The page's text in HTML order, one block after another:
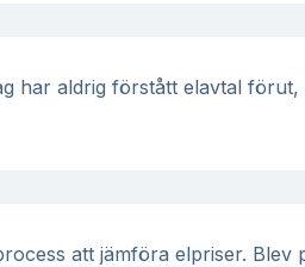
har aldrig förstått elavtal
att jämföra elpriser.